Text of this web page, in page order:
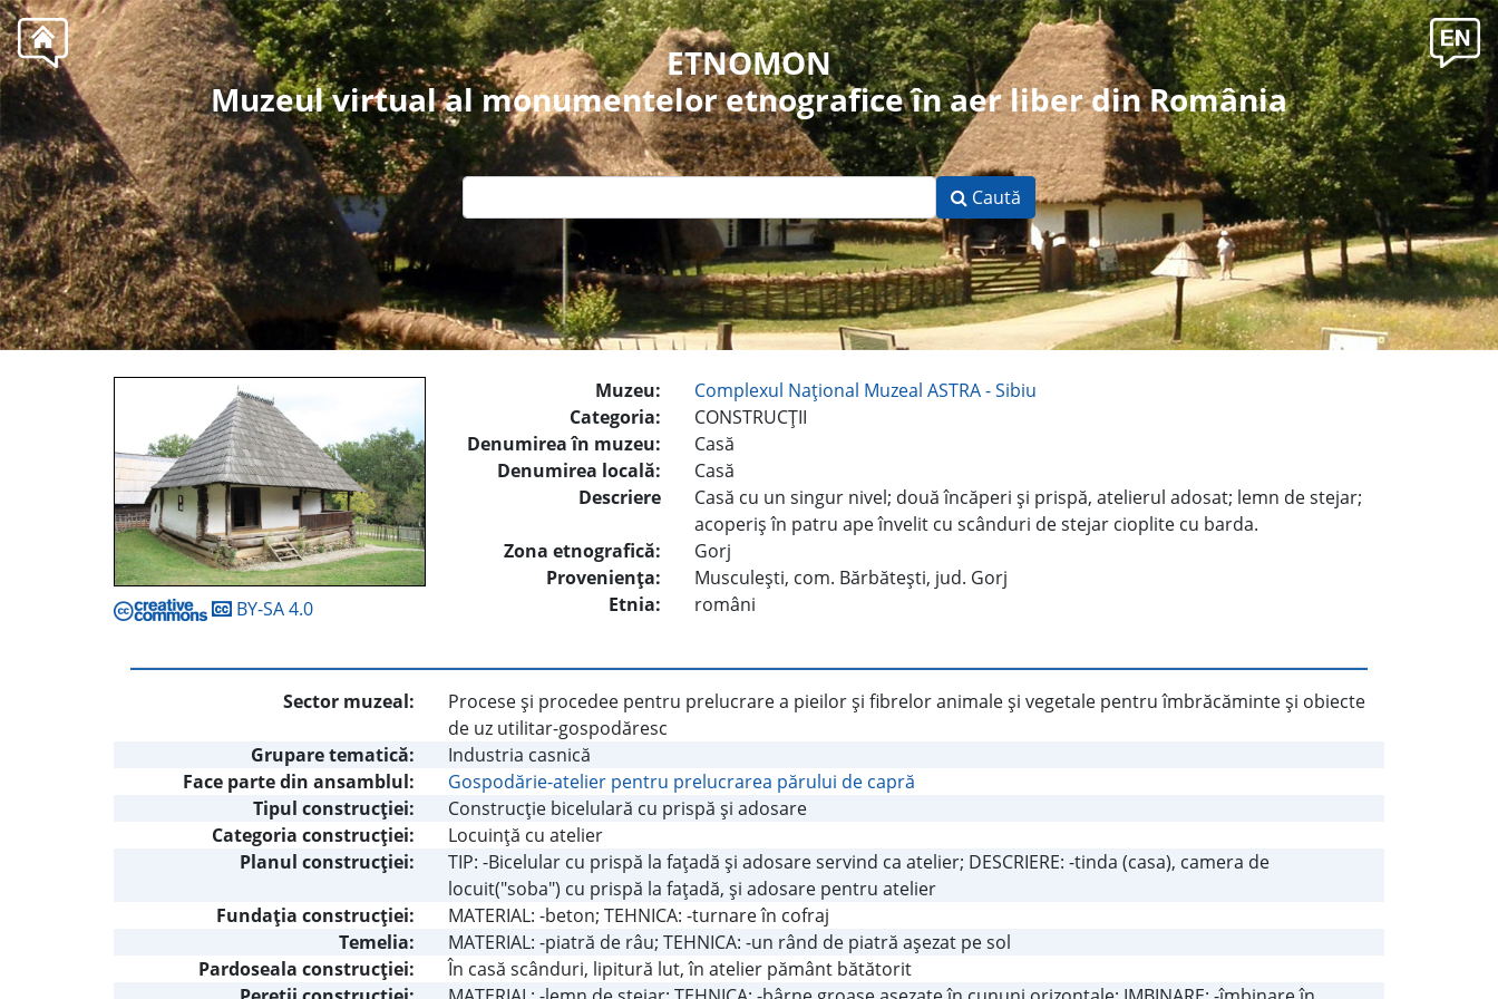
ETNOMON
Muzeul virtual al monumentelor etnografice în aer liber din România
Caută
BY-SA 4.0
Muzeu:
Complexul Naţional Muzeal ASTRA - Sibiu
Categoria:
CONSTRUCŢII
Denumirea în muzeu:
Casă
Denumirea locală:
Casă
Descriere
Casă cu un singur nivel; două încăperi şi prispă, atelierul adosat; lemn de stejar;
acoperiş în patru ape învelit cu scânduri de stejar cioplite cu barda.
Zona etnografică:
Gorj
Provenienţa:
Musculeşti, com. Bărbăteşti, jud. Gorj
Etnia:
români
Sector muzeal:
Procese şi procedee pentru prelucrare a pieilor şi fibrelor animale şi vegetale pentru îmbrăcăminte şi obiecte
de uz utilitar-gospodăresc
Grupare tematică:
Industria casnică
Face parte din ansamblul:
Gospodărie-atelier pentru prelucrarea părului de capră
Tipul construcţiei:
Construcţie bicelulară cu prispă şi adosare
Categoria construcţiei:
Locuinţă cu atelier
Planul construcţiei:
TIP: -Bicelular cu prispă la faţadă şi adosare servind ca atelier; DESCRIERE: -tinda (casa), camera de
locuit("soba") cu prispă la faţadă, şi adosare pentru atelier
Fundaţia construcţiei:
MATERIAL: -beton; TEHNICA: -turnare în cofraj
Temelia:
MATERIAL: -piatră de râu; TEHNICA: -un rând de piatră aşezat pe sol
Pardoseala construcţiei:
În casă scânduri, lipitură lut, în atelier pământ bătătorit